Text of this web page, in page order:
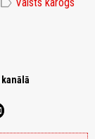
kanālā